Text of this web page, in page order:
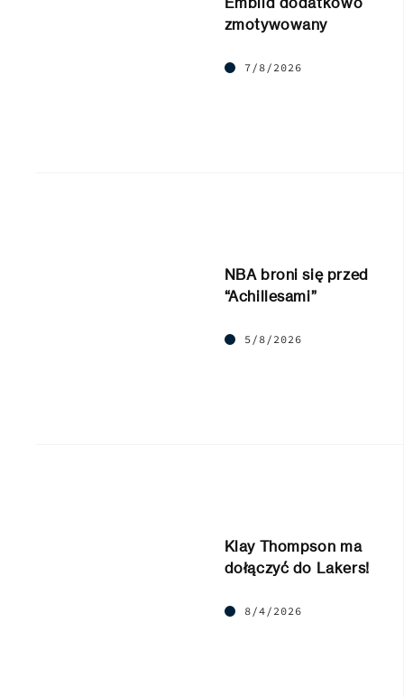
zmotywowany
7/8/2026
NBA broni się przed
“Achillesami”
5/8/2026
Klay Thompson ma
dołączyć do Lakers!
8/4/2026